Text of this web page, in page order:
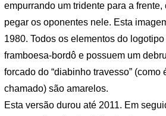
empurrando um tridente para a
pegar os oponentes nele. Esta
1980. Todos os elementos do
framboesa-bordô e possuem um
forcado do “diabinho travesso” (como
chamado) são amarelos.
Esta versão durou até 2011. Em